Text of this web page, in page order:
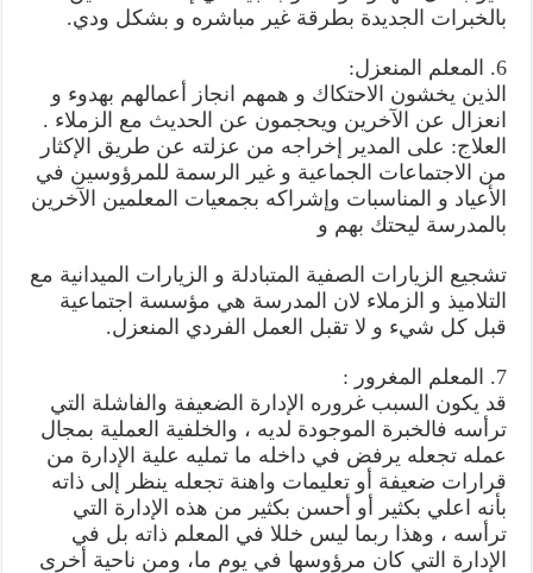
بالخبرات الجديدة بطرقة غير مباشره و بشكل ودي.
6. المعلم المنعزل:
الذين يخشون الاحتكاك و همهم انجاز أعمالهم بهدوء و
انعزال عن الآخرين ويحجمون عن الحديث مع الزملاء .
العلاج: على المدير إخراجه من عزلته عن طريق الإكثار
من الاجتماعات الجماعية و غير الرسمة للمرؤوسين في
الأعياد و المناسبات وإشراكه بجمعيات المعلمين الآخرين
بالمدرسة ليحتك بهم و
تشجيع الزيارات الصفية المتبادلة و الزيارات الميدانية مع
التلاميذ و الزملاء لان المدرسة هي مؤسسة اجتماعية
قبل كل شيء و لا تقبل العمل الفردي المنعزل.
7. المعلم المغرور :
قد يكون السبب غروره الإدارة الضعيفة والفاشلة التي
ترأسه فالخبرة الموجودة لديه ، والخلفية العملية بمجال
عمله تجعله يرفض في داخله ما تمليه علية الإدارة من
قرارات ضعيفة أو تعليمات واهنة تجعله ينظر إلى ذاته
بأنه اعلي بكثير أو أحسن بكثير من هذه الإدارة التي
ترأسه ، وهذا ربما ليس خللا في المعلم ذاته بل في
الإدارة التي كان مرؤوسها في يوم ما، ومن ناحية أخرى